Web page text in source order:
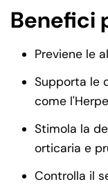
Benefici
Previene le
Supporta le
come
Stimola la
orticaria e
Controlla il